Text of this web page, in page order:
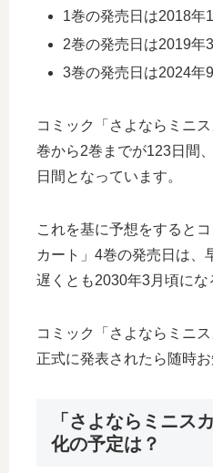
1巻の発売日は2018年
2巻の発売日は2019年
3巻の発売日は2024年
コミック「さよならミニ
巻から2巻までが123日間
日間となっています。
これを基に予想をすると
カート」4巻の発売日は、
遅くとも2030年3月頃にな
コミック「さよならミニ
正式に発表されたら随時お
「さよならミニス
化の予定は？